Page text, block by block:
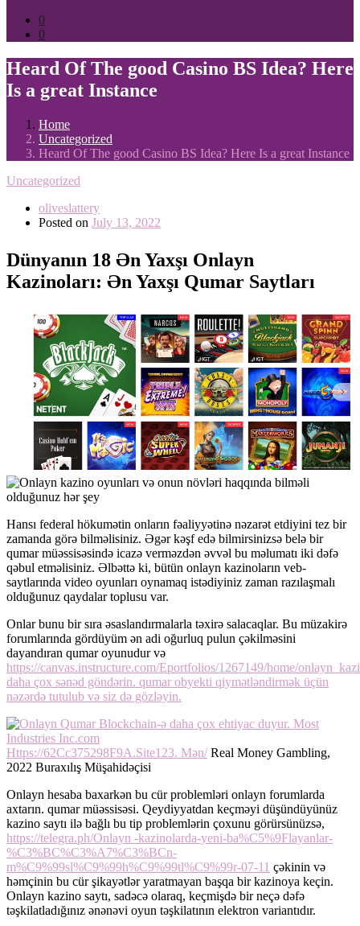
0
0
Heard Of The good Casino BS Idea? Here
Is a great Instance
Home
Uncategorized
Heard Of The good Casino BS Idea? Here Is a great Instance
Uncategorized
oliveslattery
Posted on July 13, 2022
Dünyanın 18 Ən Yaxşı Onlayn
Kazinoları: Ən Yaxşı Qumar Saytları
Hansı federal hökumətin onların fəaliyyətinə nəzarət etdiyini tez bir
zamanda görə bilməlisiniz. Əgər kəşf edə bilmirsinizsə belə bir
qumar müəssisəsində icazə verməzdən əvvəl bu məlumatı iki dəfə
qəbul etməlisiniz. Əlbəttə ki, bütün onlayn kazinoların veb-
saytlarında video oyunları oynamaq istədiyiniz zaman razılaşmalı
olduğunuz qaydalar toplusu var.
Onlar bunu bir sıra əsaslandırmalarla təxirə salacaqlar. Bu müzakirə
forumlarında gördüyüm ən adi oğurluq pulun çəkilməsini
dayandıran qumar oyunudur və
https://canvas.instructure.com/Eportfolios/1267149/home/
daha çox sənəd göndərin. qumar obyekti qiymətləndirmək üçün
nəzərdə tutulub və siz də gözləyin.
Https://62Cc375298F9A.Site123. Mən/Real Money Gambling,
2022 Buraxılış Müşahidəçisi
Onlayn hesaba baxarkən bu cür problemləri onlayn forumlarda
axtarın. qumar müəssisəsi. Qeydiyyatdan keçməyi düşündüyünüz
kazino saytı ilə bağlı bu tip problemlərin çoxunu görürsünüzsə,
https://telegra.ph/Onlayn -kazinolarda-yeni-ba%C5%9Flayanlar-
%C3%BC%C3%A7%C3%BCn-
m%C9%99sl%C9%99h%C9%99tl%C9%99r-07-11 çəkinin və
həmçinin bu cür şikayətlər yaratmayan başqa bir kazinoya keçin.
Onlayn kazino saytı, sadəcə olaraq, keçmişdə bir neçə dəfə
təşkilatladığınız ənənəvi oyun təşkilatının elektron variantıdır.